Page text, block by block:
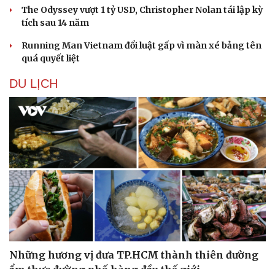
The Odyssey vượt 1 tỷ USD, Christopher Nolan tái lập kỳ
tích sau 14 năm
Running Man Vietnam đổi luật gấp vì màn xé bảng tên
quá quyết liệt
DU LỊCH
Những hương vị đưa TP.HCM thành thiên đường